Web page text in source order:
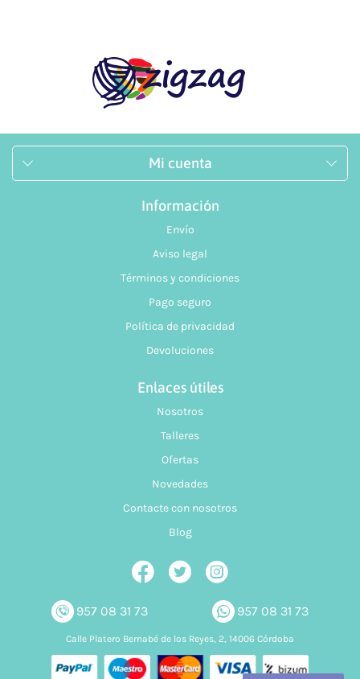
Mi cuenta
Información
Envío
Aviso legal
Términos y condiciones
Pago seguro
Política de privacidad
Devoluciones
Enlaces útiles
Nosotros
Talleres
Ofertas
Novedades
Contacte con nosotros
Blog
957 08 31 73 957 08 31 73
Calle Platero Bernabé de los Reyes, 2, 14006 Córdoba